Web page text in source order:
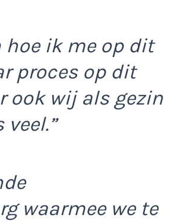
hoe ik me op dit
proces op dit
ook wij als gezin
waarmee we te